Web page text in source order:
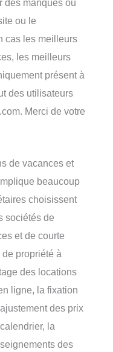
ou le
cas les meilleurs
les meilleurs
présent à
des utilisateurs
Merci de votre
de vacances et
beaucoup
choisissent
sociétés de
et de courte
propriété à
des locations
ligne, la fixation
des prix
la
des